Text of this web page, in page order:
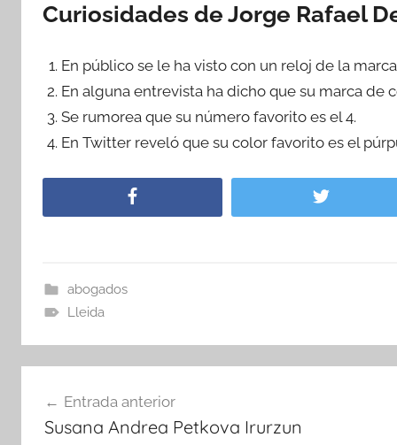
Curiosidades de Jorge Rafael
En público se le ha visto con un reloj de la marca
En alguna entrevista ha dicho que su marca de
Se rumorea que su número favorito es el 4.
En Twitter reveló que su color favorito es el
abogados
Lleida
de
Entrada anterior
Susana Andrea Petkova Irurzun